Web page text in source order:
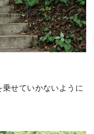
せていかないように